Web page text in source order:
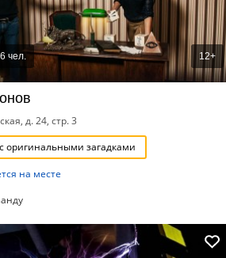
чел. 12+
д. 24, стр. 3
оригинальными загадками
на месте